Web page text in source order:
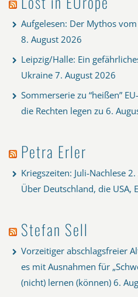
Aufgelesen: Der Mythos
8. August 2026
Leipzig/Halle: Ein
Ukraine 7. August 2026
Sommerserie zu “heißen”
die Rechten legen zu 6.
Petra Erler
Kriegszeiten: Juli-Nachlese 2.
Über Deutschland, die USA,
Stefan Sell
Vorzeitiger abschlagsfreier
es mit Ausnahmen für
(nicht) lernen (können) 6.